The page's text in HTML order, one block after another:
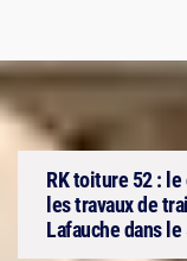
RK toiture 52 :
les travaux de
Lafauche dans le